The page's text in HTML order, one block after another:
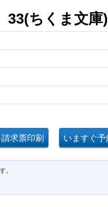
ちくま文庫)
。